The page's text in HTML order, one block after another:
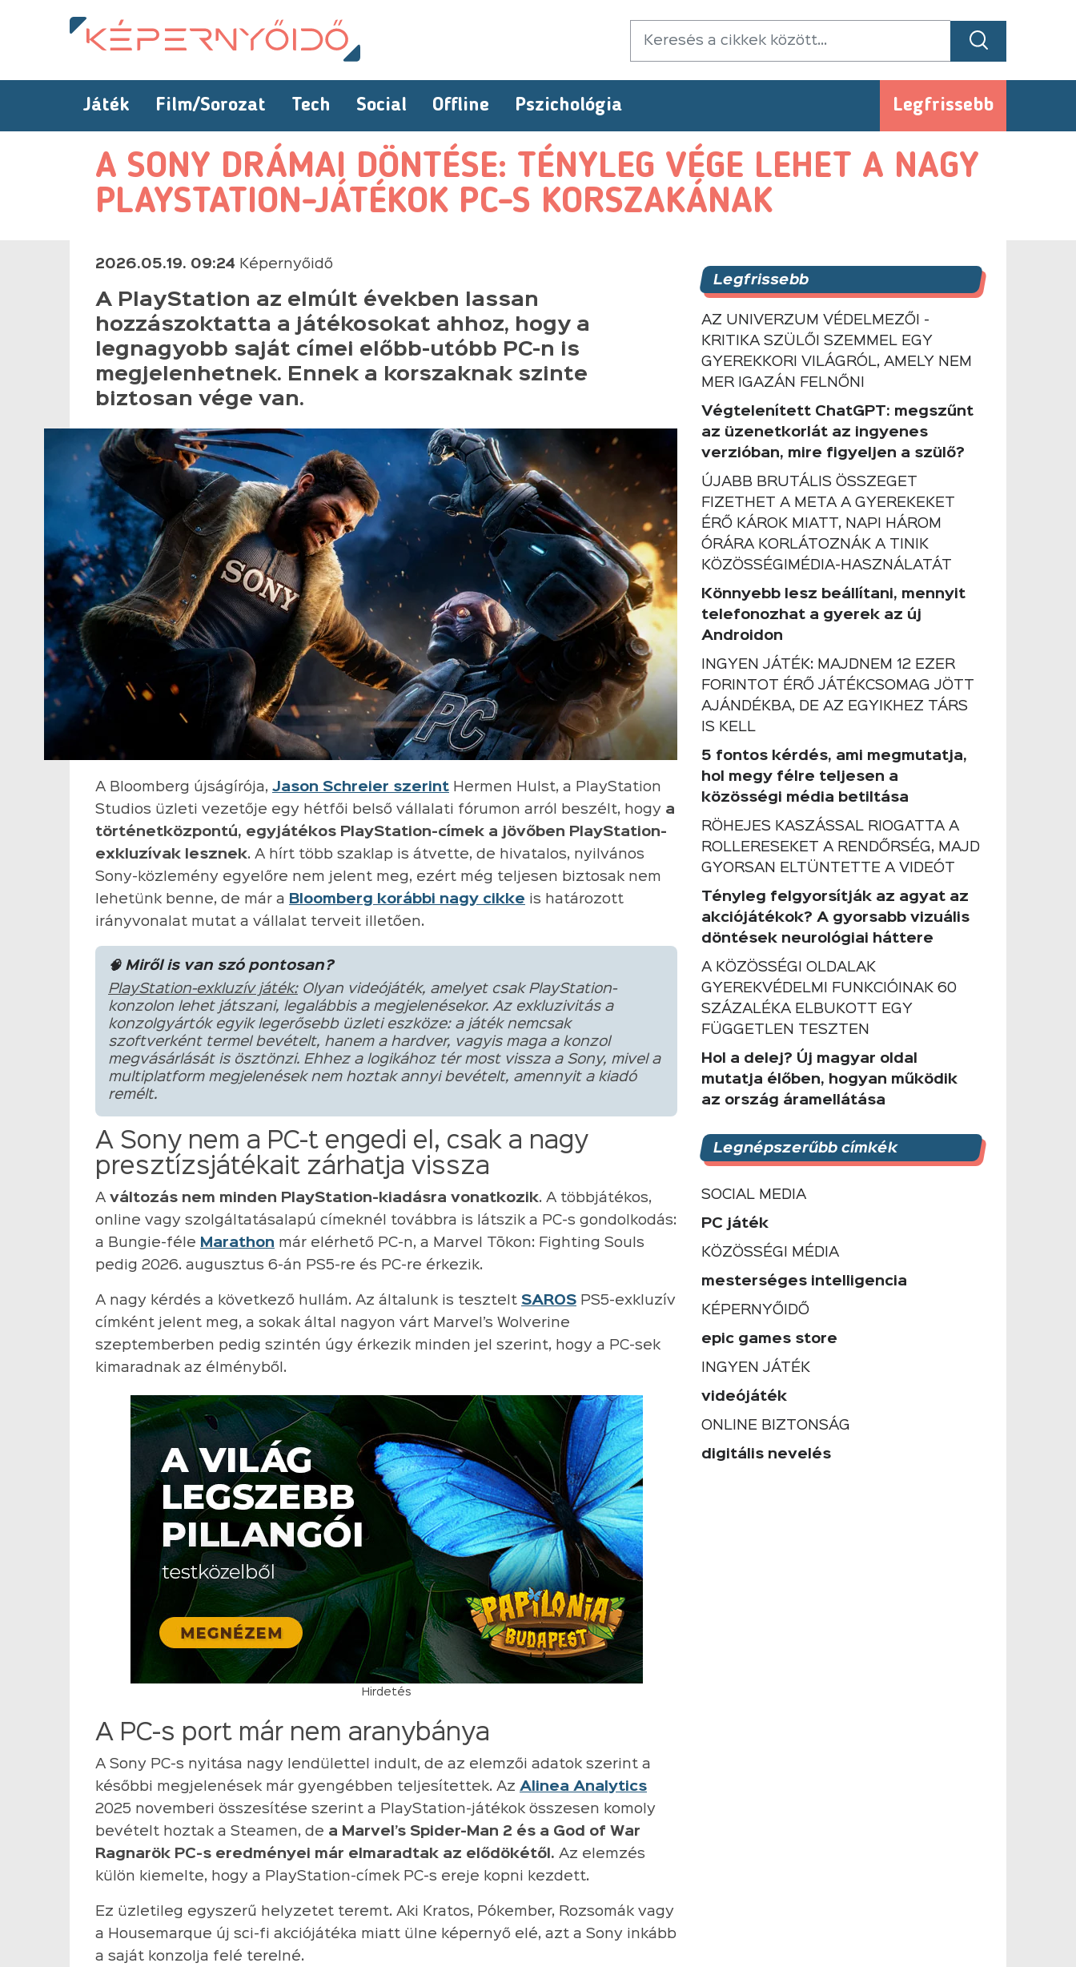
Játék Film/Sorozat Tech Social Offline Pszichológia Legfrissebb
A SONY DRÁMAI DÖNTÉSE: TÉNYLEG VÉGE LEHET A NAGY
PLAYSTATION-JÁTÉKOK PC-S KORSZAKÁNAK
2026.05.19. 09:24 Képernyőidő
A PlayStation az elmúlt években lassan
hozzászoktatta a játékosokat ahhoz, hogy a
legnagyobb saját címei előbb-utóbb PC-n is
megjelenhetnek. Ennek a korszaknak szinte
biztosan vége van.
A Bloomberg újságírója, Jason Schreier szerint Hermen Hulst, a PlayStation
Studios üzleti vezetője egy hétfői belső vállalati fórumon arról beszélt, hogy a
történetközpontú, egyjátékos PlayStation-címek a jövőben PlayStation-
exkluzívak lesznek. A hírt több szaklap is átvette, de hivatalos, nyilvános
Sony-közlemény egyelőre nem jelent meg, ezért még teljesen biztosak nem
lehetünk benne, de már a Bloomberg korábbi nagy cikke is határozott
irányvonalat mutat a vállalat terveit illetően.
🧠 Miről is van szó pontosan?
PlayStation-exkluzív játék:Olyan videójáték, amelyet csak PlayStation-
konzolon lehet játszani, legalábbis a megjelenésekor. Az exkluzivitás a
konzolgyártók egyik legerősebb üzleti eszköze: a játék nemcsak
szoftverként termel bevételt, hanem a hardver, vagyis maga a konzol
megvásárlását is ösztönzi. Ehhez a logikához tér most vissza a Sony, mivel a
multiplatform megjelenések nem hoztak annyi bevételt, amennyit a kiadó
remélt.
A Sony nem a PC-t engedi el, csak a nagy
presztízsjátékait zárhatja vissza
A változás nem minden PlayStation-kiadásra vonatkozik. A többjátékos,
online vagy szolgáltatásalapú címeknél továbbra is látszik a PC-s gondolkodás:
a Bungie-féle Marathon már elérhető PC-n, a Marvel Tōkon: Fighting Souls
pedig 2026. augusztus 6-án PS5-re és PC-re érkezik.
A nagy kérdés a következő hullám. Az általunk is tesztelt SAROS PS5-exkluzív
címként jelent meg, a sokak által nagyon várt Marvel’s Wolverine
szeptemberben pedig szintén úgy érkezik minden jel szerint, hogy a PC-sek
kimaradnak az élményből.
Hirdetés
A PC-s port már nem aranybánya
A Sony PC-s nyitása nagy lendülettel indult, de az elemzői adatok szerint a
későbbi megjelenések már gyengébben teljesítettek. Az Alinea Analytics
2025 novemberi összesítése szerint a PlayStation-játékok összesen komoly
bevételt hoztak a Steamen, de a Marvel’s Spider-Man 2 és a God of War
Ragnarök PC-s eredményei már elmaradtak az elődökétől. Az elemzés
külön kiemelte, hogy a PlayStation-címek PC-s ereje kopni kezdett.
Ez üzletileg egyszerű helyzetet teremt. Aki Kratos, Pókember, Rozsomák vagy
a Housemarque új sci-fi akciójátéka miatt ülne képernyő elé, azt a Sony inkább
a saját konzolja felé terelné.
Legfrissebb
AZ UNIVERZUM VÉDELMEZŐI -
KRITIKA SZÜLŐI SZEMMEL EGY
GYEREKKORI VILÁGRÓL, AMELY NEM
MER IGAZÁN FELNŐNI
Végtelenített ChatGPT: megszűnt
az üzenetkorlát az ingyenes
verzióban, mire figyeljen a szülő?
ÚJABB BRUTÁLIS ÖSSZEGET
FIZETHET A META A GYEREKEKET
ÉRŐ KÁROK MIATT, NAPI HÁROM
ÓRÁRA KORLÁTOZNÁK A TINIK
KÖZÖSSÉGIMÉDIA-HASZNÁLATÁT
Könnyebb lesz beállítani, mennyit
telefonozhat a gyerek az új
Androidon
INGYEN JÁTÉK: MAJDNEM 12 EZER
FORINTOT ÉRŐ JÁTÉKCSOMAG JÖTT
AJÁNDÉKBA, DE AZ EGYIKHEZ TÁRS
IS KELL
5 fontos kérdés, ami megmutatja,
hol megy félre teljesen a
közösségi média betiltása
RÖHEJES KASZÁSSAL RIOGATTA A
ROLLERESEKET A RENDŐRSÉG, MAJD
GYORSAN ELTÜNTETTE A VIDEÓT
Tényleg felgyorsítják az agyat az
akciójátékok? A gyorsabb vizuális
döntések neurológiai háttere
A KÖZÖSSÉGI OLDALAK
GYEREKVÉDELMI FUNKCIÓINAK 60
SZÁZALÉKA ELBUKOTT EGY
FÜGGETLEN TESZTEN
Hol a delej? Új magyar oldal
mutatja élőben, hogyan működik
az ország áramellátása
Legnépszerűbb címkék
SOCIAL MEDIA
PC játék
KÖZÖSSÉGI MÉDIA
mesterséges intelligencia
KÉPERNYŐIDŐ
epic games store
INGYEN JÁTÉK
videójáték
ONLINE BIZTONSÁG
digitális nevelés